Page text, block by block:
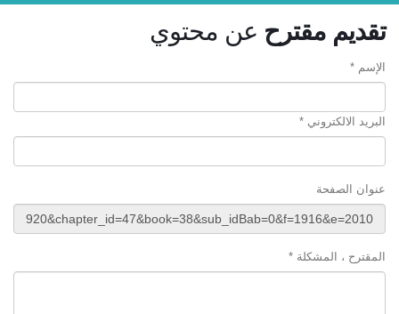
تقديم مقترح عن محتوي
الإسم *
البريد الالكتروني *
عنوان الصفحة
المقترح ، المشكلة *